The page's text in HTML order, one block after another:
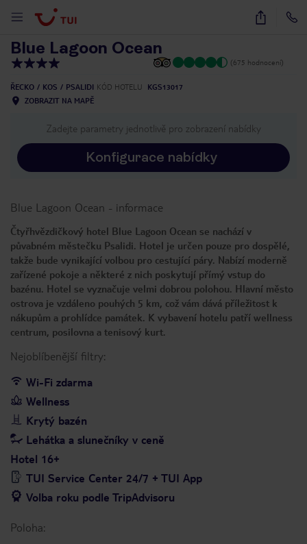
39
Blue Lagoon Ocean
(675 hodnocení)
ŘECKO KOS PSALIDI KÓD HOTELU
KGS13017
ZOBRAZIT NA MAPĚ
Zadejte parametry jednotlivě pro zobrazení nabídky
Konfigurace nabídky
Blue Lagoon Ocean - informace
Čtyřhvězdičkový hotel Blue Lagoon Ocean se nachází v
půvabném městečku Psalidi. Hotel je určen pouze pro dospělé,
takže bude vynikající volbou pro cestující páry. Nabízí moderně
zařízené pokoje a některé z nich poskytují přímý vstup do
bazénu. Hotel se vyznačuje velmi dobrou polohou. Hlavní město
ostrova je vzdáleno pouhých 5 km, což vám dává příležitost k
nákupům a prohlídce památek. K vybavení hotelu patří wellness
centrum, posilovna a tenisový kurt.
Nejoblíbenější filtry:
Wi-Fi zdarma
Wellness
Krytý bazén
Lehátka a slunečníky v ceně
Hotel 16+
TUI Service Center 24/7 + TUI App
Volba roku podle TripAdvisoru
Poloha: